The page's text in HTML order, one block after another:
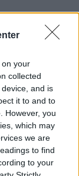
on your
collected
and is
it to and to
However, you
which may
we are
to find
to your